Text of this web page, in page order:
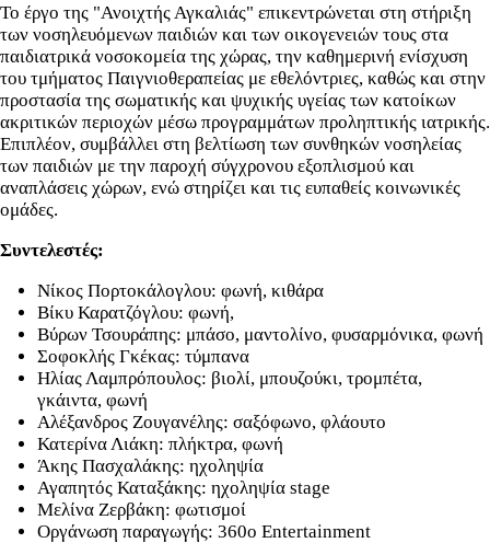
Το έργο της "Ανοιχτής Αγκαλιάς" επικεντρώνεται στη στήριξη
των νοσηλευόμενων παιδιών και των οικογενειών τους στα
παιδιατρικά νοσοκομεία της χώρας, την καθημερινή ενίσχυση
του τμήματος Παιγνιοθεραπείας με εθελόντριες, καθώς και στην
προστασία της σωματικής και ψυχικής υγείας των κατοίκων
ακριτικών περιοχών μέσω προγραμμάτων προληπτικής ιατρικής.
Επιπλέον, συμβάλλει στη βελτίωση των συνθηκών νοσηλείας
των παιδιών με την παροχή σύγχρονου εξοπλισμού και
αναπλάσεις χώρων, ενώ στηρίζει και τις ευπαθείς κοινωνικές
ομάδες.
Συντελεστές:
Nίκος Πορτοκάλογλου: φωνή, κιθάρα
Βίκυ Καρατζόγλου: φωνή,
Βύρων Τσουράπης: μπάσο, μαντολίνο, φυσαρμόνικα, φωνή
Σοφοκλής Γκέκας: τύμπανα
Ηλίας Λαμπρόπουλος: βιολί, μπουζούκι, τρομπέτα,
γκάιντα, φωνή
Αλέξανδρος Ζουγανέλης: σαξόφωνο, φλάουτο
Κατερίνα Λιάκη: πλήκτρα, φωνή
Άκης Πασχαλάκης: ηχοληψία
Αγαπητός Καταξάκης: ηχοληψία stage
Μελίνα Ζερβάκη: φωτισμοί
Οργάνωση παραγωγής: 360ο Entertainment